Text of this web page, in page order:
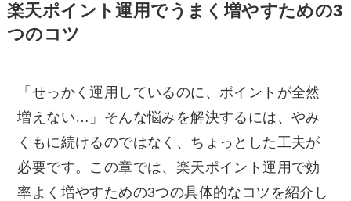
楽天ポイント運用でうまく増やすための3
つのコツ
「せっかく運用しているのに、ポイントが全然
増えない…」そんな悩みを解決するには、やみ
くもに続けるのではなく、ちょっとした工夫が
必要です。この章では、楽天ポイント運用で効
率よく増やすための3つの具体的なコツを紹介し